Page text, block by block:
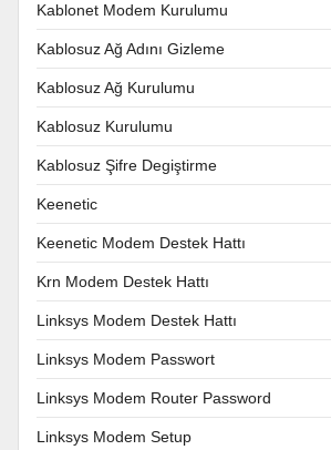
Kablonet Modem Kurulumu
Kablosuz Ağ Adını Gizleme
Kablosuz Ağ Kurulumu
Kablosuz Kurulumu
Kablosuz Şifre Degiştirme
Keenetic
Keenetic Modem Destek Hattı
Krn Modem Destek Hattı
Linksys Modem Destek Hattı
Linksys Modem Passwort
Linksys Modem Router Password
Linksys Modem Setup